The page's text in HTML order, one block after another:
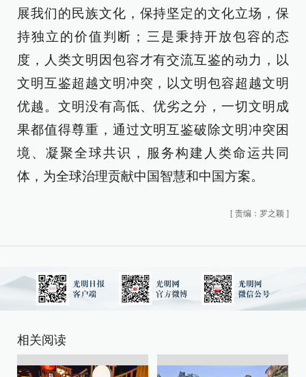
展我们的民族文化，保持坚定的文化立场，保
持独立的价值判断；三是秉持开放包容的态
度，人类文明因包容才有交流互鉴的动力，以
文明互鉴超越文明冲突，以文明包容超越文明
优越。文明没有高低、优劣之分，一切文明成
果都值得尊重，通过文明互鉴破除文明冲突困
境、凝聚全球共识，服务构建人类命运共同
体，为全球治理贡献中国智慧和中国方案。
[ 责编：罗之颖 ]
相关阅读